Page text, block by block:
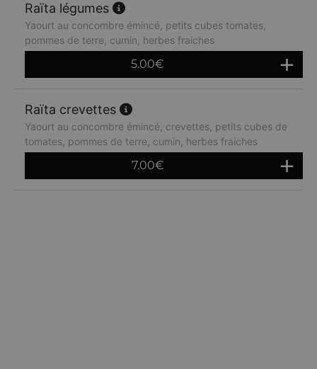
Raïta légumes
Yaourt au concombre émincé, petits cubes tomates,
pommes de terre, cumin, herbes fraiches
5.00€
Raïta crevettes
Yaourt au concombre émincé, crevettes, petits cubes de
tomates, pommes de terre, cumin, herbes fraiches
7.00€